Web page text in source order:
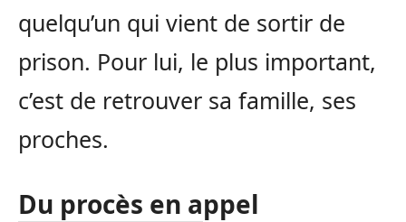
quelqu’un qui vient de sortir de
prison. Pour lui, le plus important,
c’est de retrouver sa famille, ses
proches.
Du procès en appel